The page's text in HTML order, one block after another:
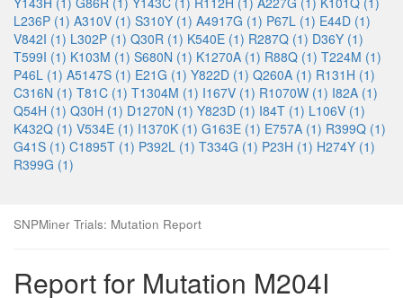
L236P (1) A310V (1) S310Y (1) A4917G (1) P67L (1) E44D (1)
V842I (1) L302P (1) Q30R (1) K540E (1) R287Q (1) D36Y (1)
T599I (1) K103M (1) S680N (1) K1270A (1) R88Q (1) T224M (1)
P46L (1) A5147S (1) E21G (1) Y822D (1) Q260A (1) R131H (1)
C316N (1) T81C (1) T1304M (1) I167V (1) R1070W (1) I82A (1)
Q54H (1) Q30H (1) D1270N (1) Y823D (1) I84T (1) L106V (1)
K432Q (1) V534E (1) I1370K (1) G163E (1) E757A (1) R399Q (1)
G41S (1) C1895T (1) P392L (1) T334G (1) P23H (1) H274Y (1)
R399G (1)
SNPMiner Trials: Mutation Report
Report for Mutation M204I